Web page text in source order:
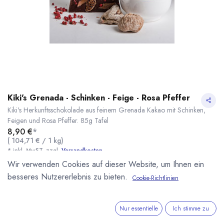
Kiki's Grenada - Schinken - Feige - Rosa Pfeffer
Kiki's Herkunftsschokolade aus feinem Grenada Kakao mit Schinken,
Feigen und Rosa Pfeffer. 85g Tafel
8,90 €*
( 104,71 € / 1 kg)
* inkl. MwST. zzgl. Versandkosten
Lieferzeit: Sommerpause
Unsere eigene kleine Manufaktur für Pralinen und
Schokoladen in Minden Westfalen. Aus besten Zutaten
Wir verwenden Cookies auf dieser Website, um Ihnen ein
besseres Nutzererlebnis zu bieten.
Cookie-Richtlinien
Nur essentielle Ich stimme zu